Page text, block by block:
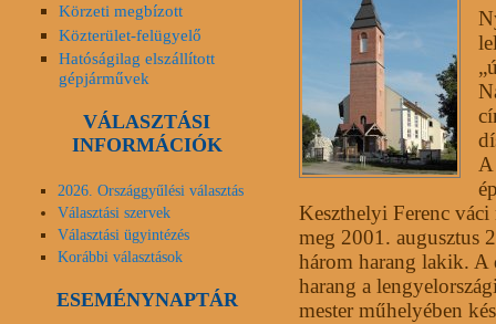
A
Keszthelyi Ferenc váci
meg 2001. augusztus
három harang lakik.
harang a
mester műhelyében
Körzeti megbízott
Közterület-felügyelő
Hatóságilag elszállított
gépjárművek
VÁLASZTÁSI
INFORMÁCIÓK
2026. Országgyűlési választás
Választási szervek
Választási ügyintézés
Korábbi választások
ESEMÉNYNAPTÁR